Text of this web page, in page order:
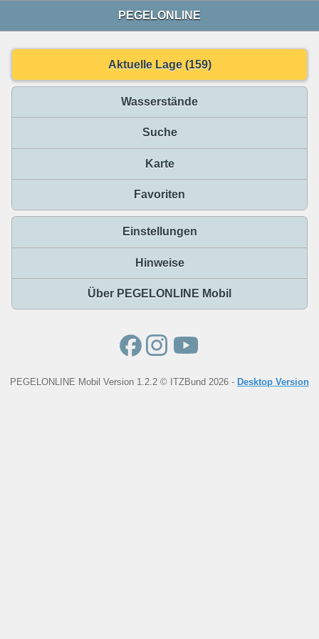
PEGELONLINE
Aktuelle Lage (159)
Wasserstände
Suche
Karte
Favoriten
Einstellungen
Hinweise
Über PEGELONLINE Mobil
PEGELONLINE Mobil Version 1.2.2 © ITZBund 2026 - Desktop Version